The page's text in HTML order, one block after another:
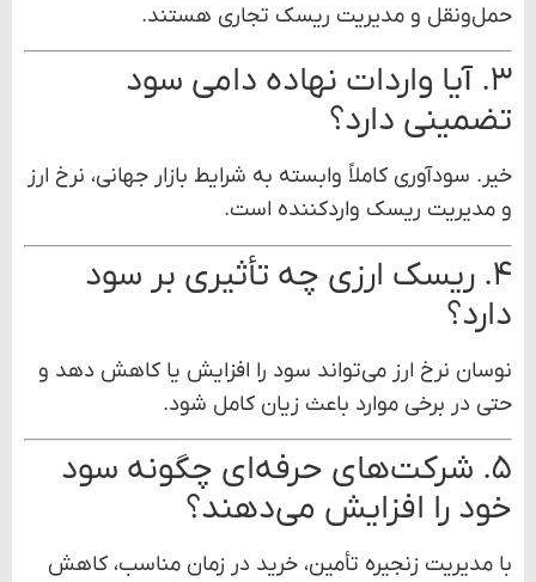
حمل‌ونقل و مدیریت ریسک تجاری هستند.
۳. آیا واردات نهاده دامی سود
تضمینی دارد؟
خیر. سودآوری کاملاً وابسته به شرایط بازار جهانی، نرخ ارز
و مدیریت ریسک واردکننده است.
۴. ریسک ارزی چه تأثیری بر سود
دارد؟
نوسان نرخ ارز می‌تواند سود را افزایش یا کاهش دهد و
حتی در برخی موارد باعث زیان کامل شود.
۵. شرکت‌های حرفه‌ای چگونه سود
خود را افزایش می‌دهند؟
با مدیریت زنجیره تأمین، خرید در زمان مناسب، کاهش